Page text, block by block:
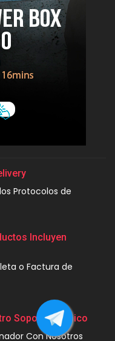
Protocolos de
Incluyen
o Factura de
Soporte Técnico
Con Nosotros